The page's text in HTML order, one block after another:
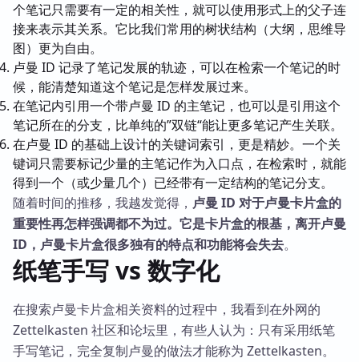
个笔记只需要有一定的相关性，就可以使用形式上的父子连
接来表示其关系。它比我们常用的树状结构（大纲，思维导
图）更为自由。
卢曼 ID 记录了笔记发展的轨迹，可以在检索一个笔记的时
候，能清楚知道这个笔记是怎样发展过来。
在笔记内引用一个带卢曼 ID 的主笔记，也可以是引用这个
笔记所在的分支，比单纯的”双链“能让更多笔记产生关联。
在卢曼 ID 的基础上设计的关键词索引，更是精妙。一个关
键词只需要标记少量的主笔记作为入口点，在检索时，就能
得到一个（或少量几个）已经带有一定结构的笔记分支。
随着时间的推移，我越发觉得， 卢曼 ID 对于卢曼卡片盒的
重要性再怎样强调都不为过。它是卡片盒的根基，离开卢曼
ID，卢曼卡片盒很多独有的特点和功能将会失去。
纸笔手写 vs 数字化
在搜索卢曼卡片盒相关资料的过程中，我看到在外网的
Zettelkasten 社区和论坛里，有些人认为：只有采用纸笔
手写笔记，完全复制卢曼的做法才能称为 Zettelkasten。